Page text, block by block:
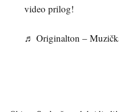
video prilog!
♬ Originalton –